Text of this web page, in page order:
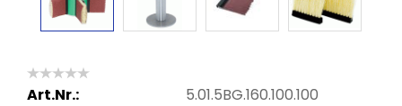
Art.Nr.:
5.01.5BG.160.100.100